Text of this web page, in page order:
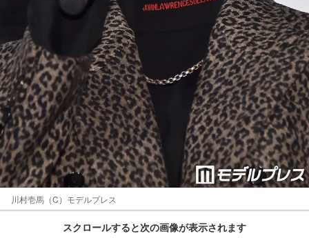
川村壱馬（C）モデルプレス
スクロールすると次の画像が表示されます